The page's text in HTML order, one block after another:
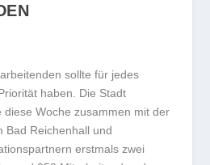
sollte für jedes
haben. Die Stadt
diese Woche zusammen mit der
Bad Reichenhall und
erstmals zwei